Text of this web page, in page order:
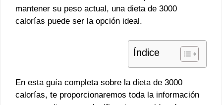
mantener su peso actual, una dieta de 3000
calorías puede ser la opción ideal.
Índice
En esta guía completa sobre la dieta de 3000
calorías, te proporcionaremos toda la información